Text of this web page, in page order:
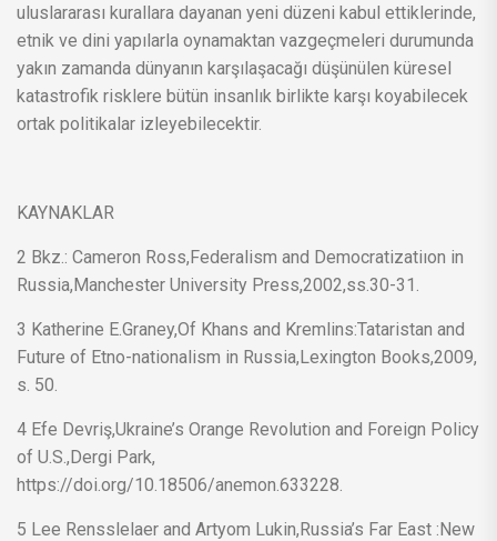
uluslararası kurallara dayanan yeni düzeni kabul ettiklerinde,
etnik ve dini yapılarla oynamaktan vazgeçmeleri durumunda
yakın zamanda dünyanın karşılaşacağı düşünülen küresel
katastrofik risklere bütün insanlık birlikte karşı koyabilecek
ortak politikalar izleyebilecektir.
KAYNAKLAR
2 Bkz.: Cameron Ross,Federalism and Democratizatiıon in
Russia,Manchester University Press,2002,ss.30-31.
3 Katherine E.Graney,Of Khans and Kremlins:Tataristan and
Future of Etno-nationalism in Russia,Lexington Books,2009,
s. 50.
4 Efe Devriş,Ukraine’s Orange Revolution and Foreign Policy
of U.S.,Dergi Park,
https://doi.org/10.18506/anemon.633228.
5 Lee Rensslelaer and Artyom Lukin,Russia’s Far East :New